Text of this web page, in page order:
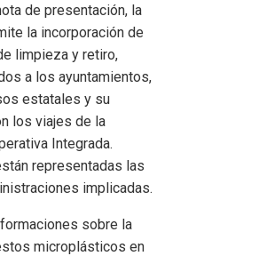
de presentación, la
la incorporación de
limpieza y retiro,
a los ayuntamientos,
estatales y su
los viajes de la
Integrada.
representadas las
implicadas.
sobre la
microplásticos en